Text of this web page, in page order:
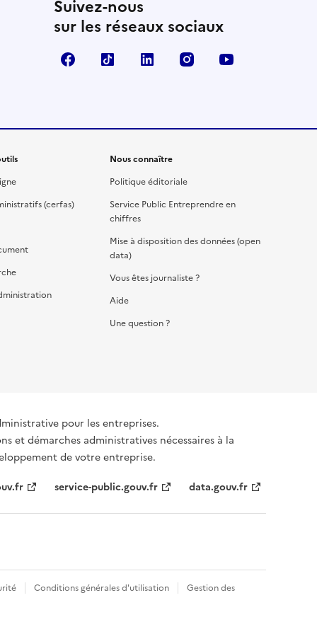
Suivez-nous
sur les réseaux sociaux
FacebookTikTok Linkedin Instagram
(cerfas)
Nous connaître
Politique éditoriale
Service Public Entreprendre en
chiffres
Mise à disposition des données (open
data)
Vous êtes journaliste ?
Aide
Une question ?
pour les entreprises.
et démarches administratives nécessaires à la
de votre entreprise.
service-public.gouv.fr data.gouv.fr
Conditions générales d'utilisation
Gestion des